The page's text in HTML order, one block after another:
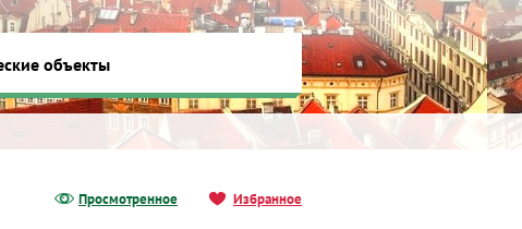
объекты
Просмотренное Избранное